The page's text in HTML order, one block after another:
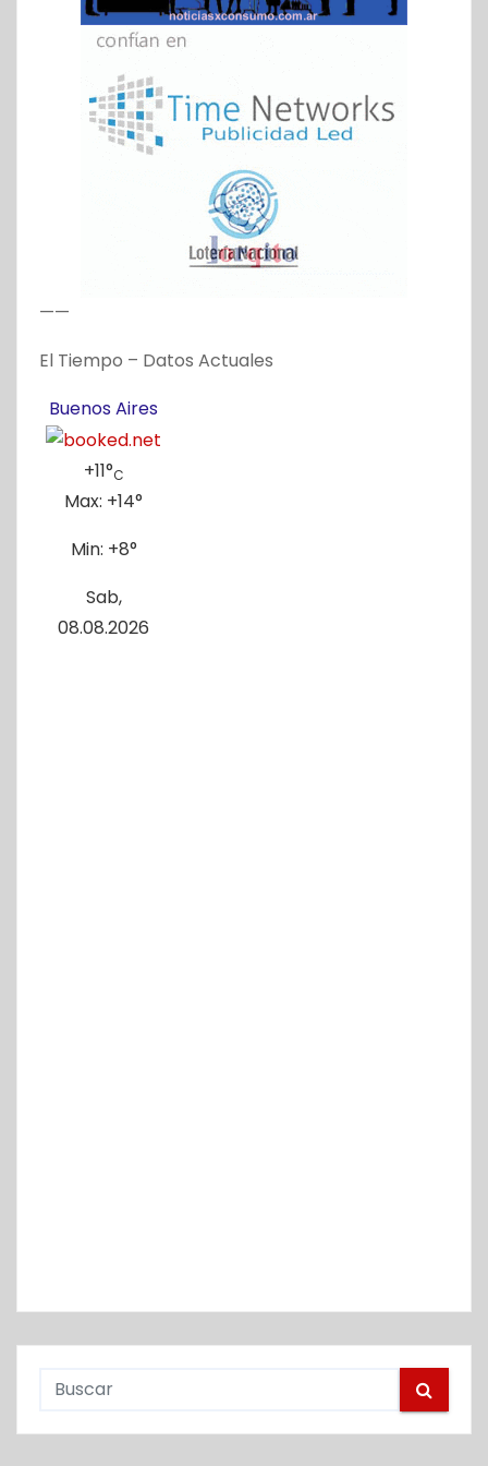
d
a
s
——
El Tiempo – Datos Actuales
Buenos Aires
+11°C
Max: +14°
Min: +8°
Sab,
08.08.2026